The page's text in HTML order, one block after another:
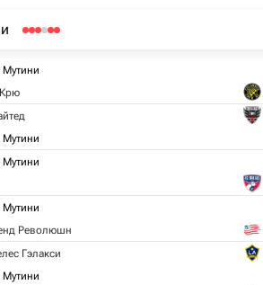
Революшн
Гэлакси